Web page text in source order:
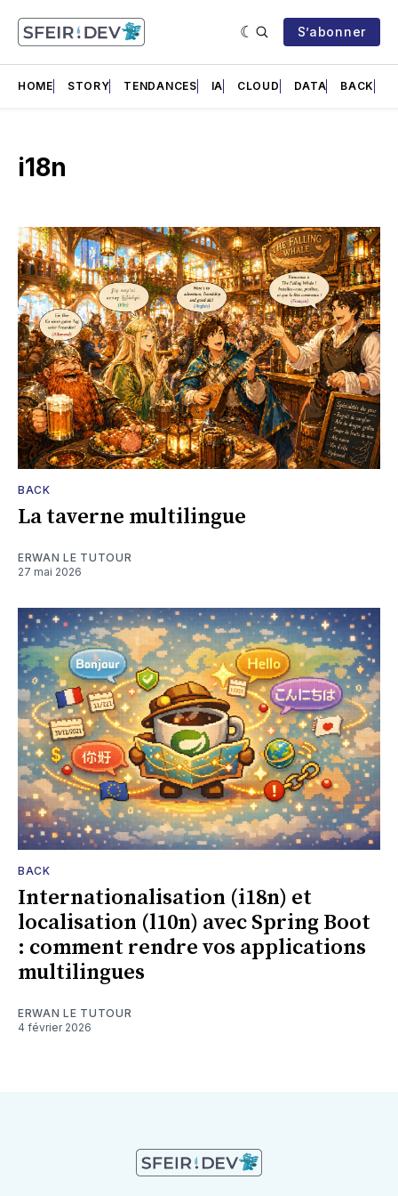
S’abonner
HOME STORY TENDANCES IA CLOUD DATA BACK
i18n
BACK
La taverne multilingue
ERWAN LE TUTOUR
27 mai 2026
BACK
Internationalisation (i18n) et
localisation (l10n) avec Spring Boot
: comment rendre vos applications
multilingues
ERWAN LE TUTOUR
4 février 2026